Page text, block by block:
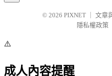
© 2026 PIXNET
文章
隱私權政策
⚠️
成人內容提醒